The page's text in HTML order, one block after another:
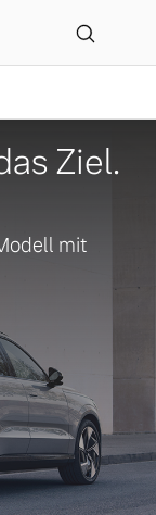
Ziel.
mit